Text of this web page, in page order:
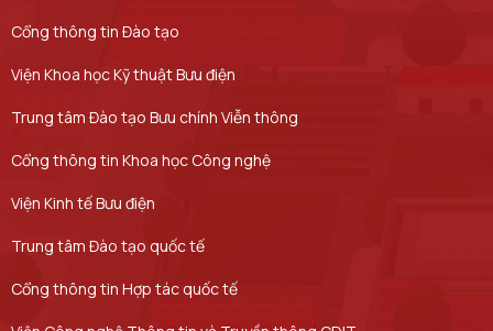
Cổng thông tin Đào tạo
Viện Khoa học Kỹ thuật Bưu điện
Trung tâm Đào tạo Bưu chính Viễn thông
Cổng thông tin Khoa học Công nghệ
Viện Kinh tế Bưu điện
Trung tâm Đào tạo quốc tế
Cổng thông tin Hợp tác quốc tế